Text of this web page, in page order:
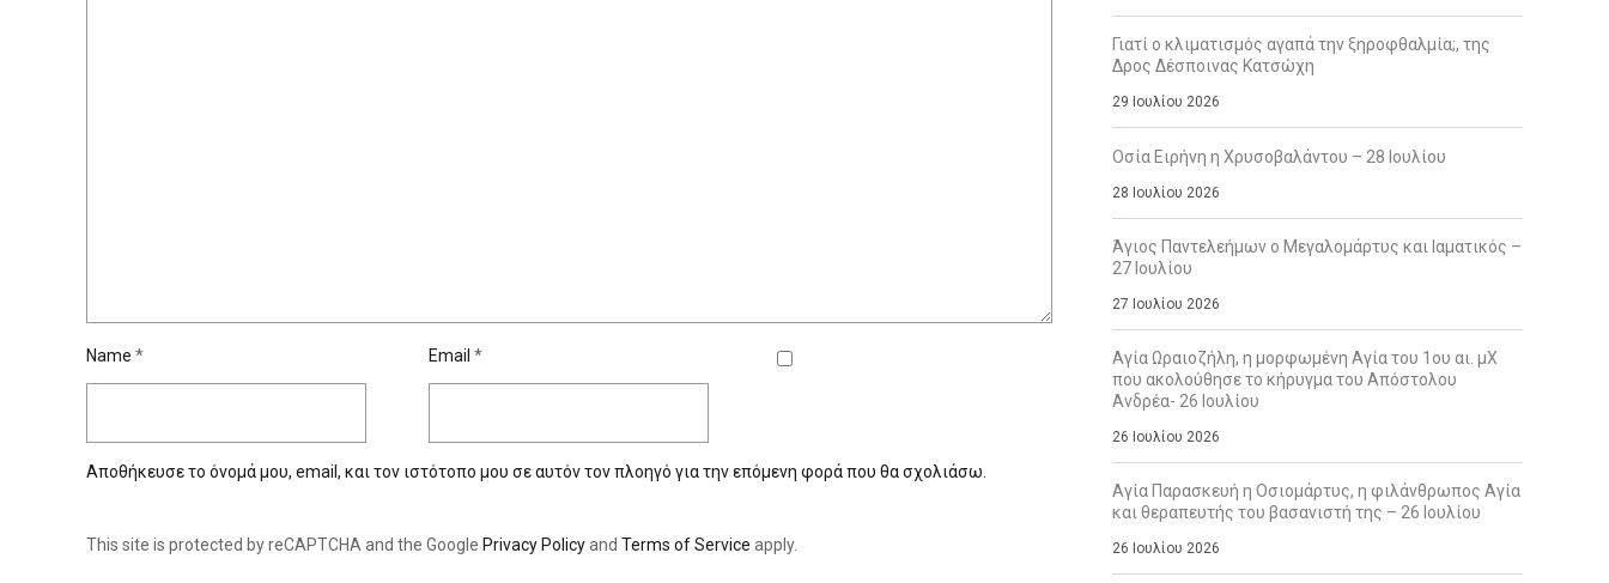
Name * Email *
Αποθήκευσε το όνομά μου, email, και τον ιστότοπο μου σε αυτόν τον πλοηγό για την επόμενη φορά που θα σχολιάσω.
This site is protected by reCAPTCHA and the Google Privacy Policyand Terms of Service apply.
Γιατί ο κλιματισμός αγαπά την ξηροφθαλμία;, της
Δρος Δέσποινας Κατσώχη
29 Ιουλίου 2026
Οσία Ειρήνη η Χρυσοβαλάντου – 28 Ιουλίου
28 Ιουλίου 2026
Άγιος Παντελεήμων ο Μεγαλομάρτυς και Ιαματικός –
27 Ιουλίου
27 Ιουλίου 2026
Αγία Ωραιοζήλη, η μορφωμένη Αγία του 1ου αι. μΧ
που ακολούθησε το κήρυγμα του Απόστολου
Ανδρέα- 26 Ιουλίου
26 Ιουλίου 2026
Αγία Παρασκευή η Οσιομάρτυς, η φιλάνθρωπος Αγία
και θεραπευτής του βασανιστή της – 26 Ιουλίου
26 Ιουλίου 2026